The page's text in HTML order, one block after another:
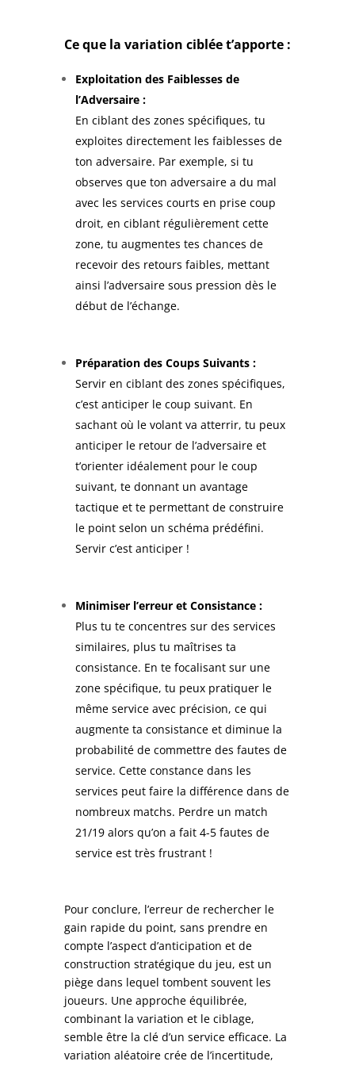
Ce que la variation ciblée t’apporte :
Exploitation des Faiblesses de
l’Adversaire :
En ciblant des zones spécifiques, tu
exploites directement les faiblesses de
ton adversaire. Par exemple, si tu
observes que ton adversaire a du mal
avec les services courts en prise coup
droit, en ciblant régulièrement cette
zone, tu augmentes tes chances de
recevoir des retours faibles, mettant
ainsi l’adversaire sous pression dès le
début de l’échange.
Préparation des Coups Suivants :
Servir en ciblant des zones spécifiques,
c’est anticiper le coup suivant. En
sachant où le volant va atterrir, tu peux
anticiper le retour de l’adversaire et
t’orienter idéalement pour le coup
suivant, te donnant un avantage
tactique et te permettant de construire
le point selon un schéma prédéfini.
Servir c’est anticiper !
Minimiser l’erreur et Consistance :
Plus tu te concentres sur des services
similaires, plus tu maîtrises ta
consistance. En te focalisant sur une
zone spécifique, tu peux pratiquer le
même service avec précision, ce qui
augmente ta consistance et diminue la
probabilité de commettre des fautes de
service. Cette constance dans les
services peut faire la différence dans de
nombreux matchs. Perdre un match
21/19 alors qu’on a fait 4-5 fautes de
service est très frustrant !
Pour conclure, l’erreur de rechercher le
gain rapide du point, sans prendre en
compte l’aspect d’anticipation et de
construction stratégique du jeu, est un
piège dans lequel tombent souvent les
joueurs. Une approche équilibrée,
combinant la variation et le ciblage,
semble être la clé d’un service efficace. La
variation aléatoire crée de l’incertitude,